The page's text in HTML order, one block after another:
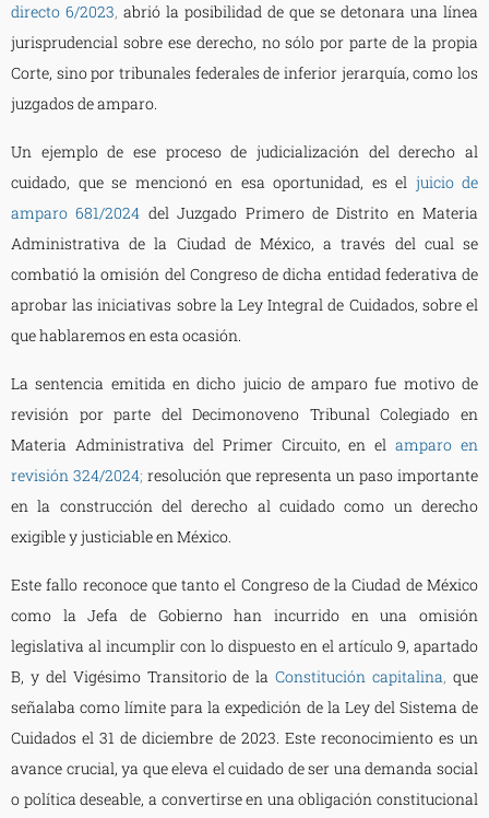
directo 6/2023, abrió la posibilidad de que se detonara una línea
jurisprudencial sobre ese derecho, no sólo por parte de la propia
Corte, sino por tribunales federales de inferior jerarquía, como los
juzgados de amparo.
Un ejemplo de ese proceso de judicialización del derecho al
cuidado, que se mencionó en esa oportunidad, es el juicio de
amparo 681/2024 del Juzgado Primero de Distrito en Materia
Administrativa de la Ciudad de México, a través del cual se
combatió la omisión del Congreso de dicha entidad federativa de
aprobar las iniciativas sobre la Ley Integral de Cuidados, sobre el
que hablaremos en esta ocasión.
La sentencia emitida en dicho juicio de amparo fue motivo de
revisión por parte del Decimonoveno Tribunal Colegiado en
Materia Administrativa del Primer Circuito, en el amparo en
revisión 324/2024; resolución que representa un paso importante
en la construcción del derecho al cuidado como un derecho
exigible y justiciable en México.
Este fallo reconoce que tanto el Congreso de la Ciudad de México
como la Jefa de Gobierno han incurrido en una omisión
legislativa al incumplir con lo dispuesto en el artículo 9, apartado
B, y del Vigésimo Transitorio de la Constitución capitalina,que
señalaba como límite para la expedición de la Ley del Sistema de
Cuidados el 31 de diciembre de 2023. Este reconocimiento es un
avance crucial, ya que eleva el cuidado de ser una demanda social
o política deseable, a convertirse en una obligación constitucional